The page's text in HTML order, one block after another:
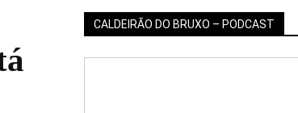
CALDEIRÃO DO BRUXO – PODCAST